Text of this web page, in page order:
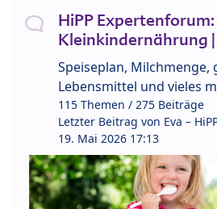
HiPP
Kleinkindernährung |
Speiseplan, Milchmenge,
Lebensmittel und vieles
115 Themen / 275 Beiträge
Letzter Beitrag von Eva –
19. Mai 2026 17:13